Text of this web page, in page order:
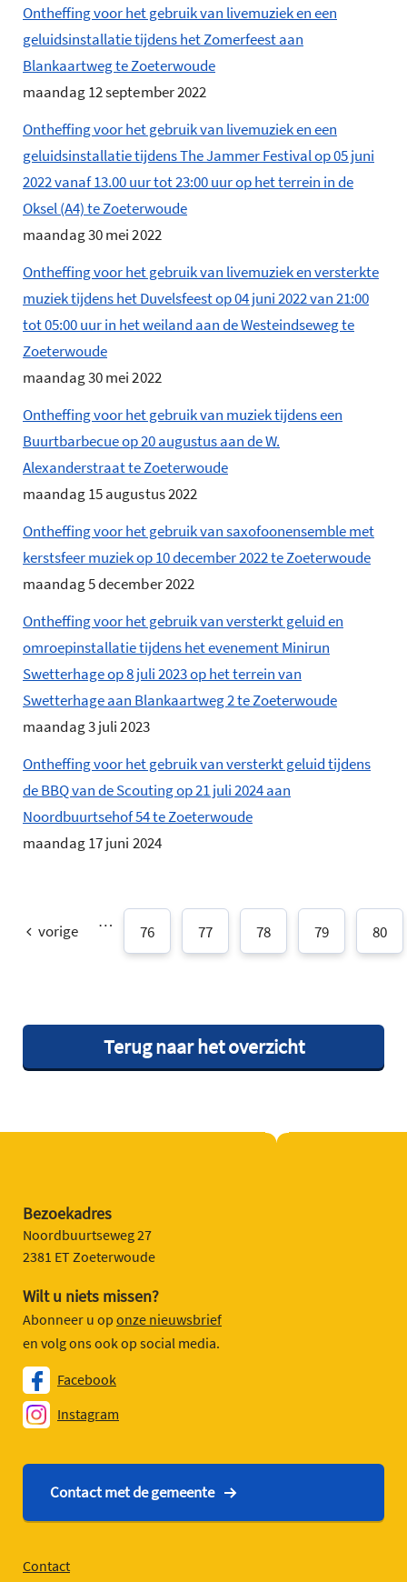
Ontheffing voor het gebruik van livemuziek en een
geluidsinstallatie tijdens het Zomerfeest aan
Blankaartweg te Zoeterwoude
maandag 12 september 2022
Ontheffing voor het gebruik van livemuziek en een
geluidsinstallatie tijdens The Jammer Festival op 05 juni
2022 vanaf 13.00 uur tot 23:00 uur op het terrein in de
Oksel (A4) te Zoeterwoude
maandag 30 mei 2022
Ontheffing voor het gebruik van livemuziek en versterkte
muziek tijdens het Duvelsfeest op 04 juni 2022 van 21:00
tot 05:00 uur in het weiland aan de Westeindseweg te
Zoeterwoude
maandag 30 mei 2022
Ontheffing voor het gebruik van muziek tijdens een
Buurtbarbecue op 20 augustus aan de W.
Alexanderstraat te Zoeterwoude
maandag 15 augustus 2022
Ontheffing voor het gebruik van saxofoonensemble met
kerstsfeer muziek op 10 december 2022 te Zoeterwoude
maandag 5 december 2022
Ontheffing voor het gebruik van versterkt geluid en
omroepinstallatie tijdens het evenement Minirun
Swetterhage op 8 juli 2023 op het terrein van
Swetterhage aan Blankaartweg 2 te Zoeterwoude
maandag 3 juli 2023
Ontheffing voor het gebruik van versterkt geluid tijdens
de BBQ van de Scouting op 21 juli 2024 aan
Noordbuurtsehof 54 te Zoeterwoude
maandag 17 juni 2024
vorige …
76 77 78 79 80
Terug naar het overzicht
Bezoekadres
Noordbuurtseweg 27
2381 ET Zoeterwoude
Wilt u niets missen?
Abonneer u op onze nieuwsbrief
en volg ons ook op social media.
Facebook
Instagram
Contact met de gemeente
Contact